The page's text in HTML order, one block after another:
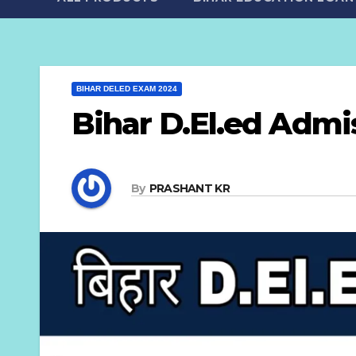
BIHAR DELED EXAM 2024
Bihar D.El.ed
By PRASHANT KR